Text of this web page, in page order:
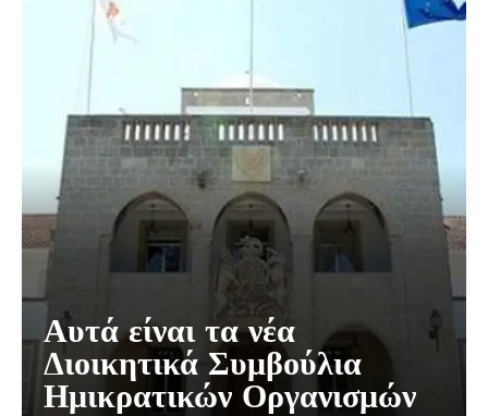
Αυτά είναι τα νέα
Διοικητικά Συμβούλια
Ημικρατικών Οργανισμών